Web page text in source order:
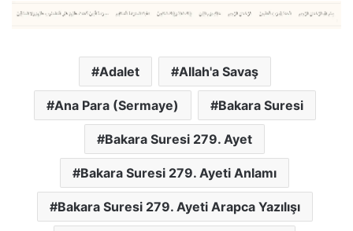
Adalet Allah'a Savaş
Ana Para (Sermaye) Bakara Suresi
Bakara Suresi 279. Ayet
Bakara Suresi 279. Ayeti Anlamı
Bakara Suresi 279. Ayeti Arapca Yazılışı